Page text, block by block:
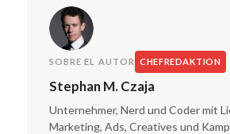
SOBRE EL AUTOR CHEFREDAKTION
Stephan M. Czaja
Unternehmer, Nerd und Coder mit
Marketing, Ads, Creatives und